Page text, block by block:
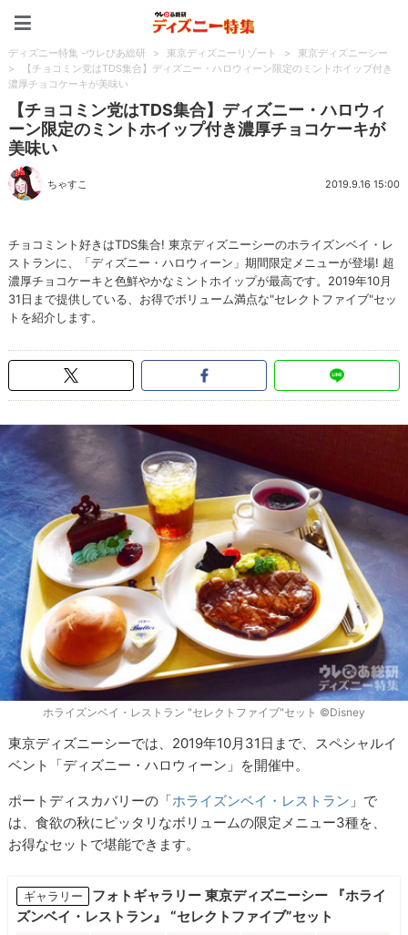
ディズニー特集 -ウレぴあ総研 > 東京ディズニーリゾート >
東京ディズニーシー
>
【チョコミン党はTDS集合】ディズニー・ハロウィーン限定のミントホイップ付き
濃厚チョコケーキが美味い
【チョコミン党はTDS集合】ディズニー・ハロウィ
ーン限定のミントホイップ付き濃厚チョコケーキが
美味い
ちゃすこ 2019.9.16 15:00
チョコミント好きはTDS集合! 東京ディズニーシーのホライズンベイ・レ
ストランに、「ディズニー・ハロウィーン」期間限定メニューが登場! 超
濃厚チョコケーキと色鮮やかなミントホイップが最高です。2019年10月
31日まで提供している、お得でボリューム満点な"セレクトファイブ"セッ
トを紹介します。
ホライズンベイ・レストラン "セレクトファイブ"セット ©Disney
東京ディズニーシーでは、2019年10月31日まで、スペシャルイ
ベント「ディズニー・ハロウィーン」を開催中。
ポートディスカバリーの「ホライズンベイ・レストラン 」で
は、食欲の秋にピッタリなボリュームの限定メニュー3種を、
お得なセットで堪能できます。
ギャラリー
フォトギャラリー 東京ディズニーシー 『ホライ
ズンベイ・レストラン』 “セレクトファイブ”セット